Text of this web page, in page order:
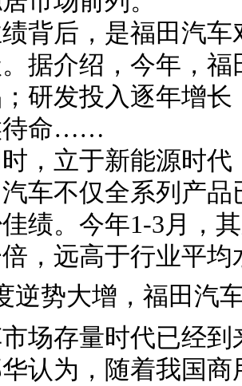
背后，是福田汽
据介绍，今年，
研发投入逐年增
待命……
，立于新能源时
车不仅全系列产
绩。今年1-3月，
，远高于行业平均
场存量时代已经
认为，随着我国